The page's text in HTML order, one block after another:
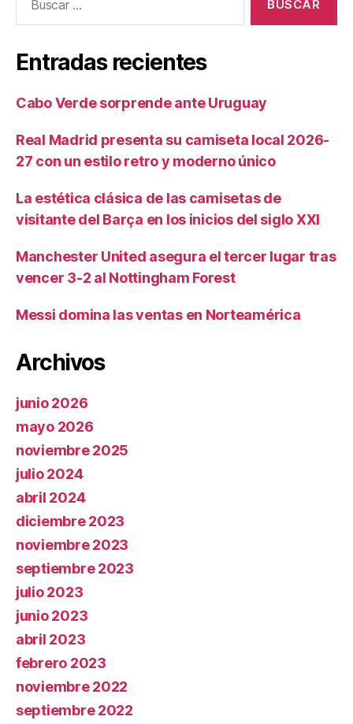
Entradas recientes
Cabo Verde sorprende ante Uruguay
Real Madrid presenta su camiseta local 2026-
27 con un estilo retro y moderno único
La estética clásica de las camisetas de
visitante del Barça en los inicios del siglo XXI
Manchester United asegura el tercer lugar tras
vencer 3-2 al Nottingham Forest
Messi domina las ventas en Norteamérica
Archivos
junio 2026
mayo 2026
noviembre 2025
julio 2024
abril 2024
diciembre 2023
noviembre 2023
septiembre 2023
julio 2023
junio 2023
abril 2023
febrero 2023
noviembre 2022
septiembre 2022